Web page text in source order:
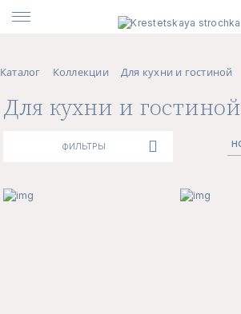
Каталог Коллекции Для кухни и гостиной
Для кухни и гостиной
ФИЛЬТРЫ